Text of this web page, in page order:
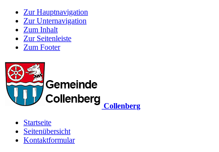
Zur Hauptnavigation
Zur Unternavigation
Zum Inhalt
Zur Seitenleiste
Zum Footer
Collenberg
Startseite
Seitenübersicht
Kontaktformular